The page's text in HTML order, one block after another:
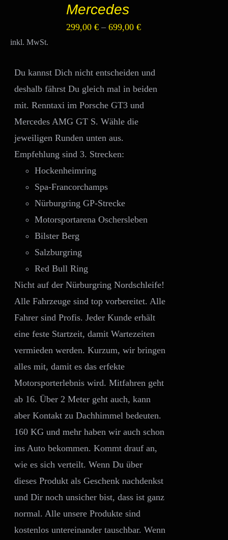
VARIANTEN
OPTIONEN
AUF
DER
GEWÄHLT
WERDEN
Mercedes
299,00€ –699,00€
inkl. MwSt.
Du kannst Dich nicht entscheiden und
deshalb fährst Du gleich mal in beiden
mit. Renntaxi im Porsche GT3 und
Mercedes AMG GT S. Wähle die
jeweiligen Runden unten aus.
Empfehlung sind 3. Strecken:
Hockenheimring
Spa-Francorchamps
Nürburgring GP-Strecke
Motorsportarena Oschersleben
Bilster Berg
Salzburgring
Red Bull Ring
Nicht auf der Nürburgring Nordschleife!
Alle Fahrzeuge sind top vorbereitet. Alle
Fahrer sind Profis. Jeder Kunde erhält
eine feste Startzeit, damit Wartezeiten
vermieden werden. Kurzum, wir bringen
alles mit, damit es das erfekte
Motorsporterlebnis wird. Mitfahren geht
ab 16. Über 2 Meter geht auch, kann
aber Kontakt zu Dachhimmel bedeuten.
160 KG und mehr haben wir auch schon
ins Auto bekommen. Kommt drauf an,
wie es sich verteilt. Wenn Du über
dieses Produkt als Geschenk nachdenkst
und Dir noch unsicher bist, dass ist ganz
normal. Alle unsere Produkte sind
kostenlos untereinander tauschbar. Wenn